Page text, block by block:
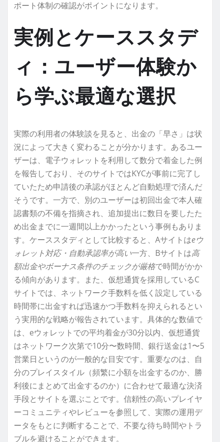
ポート体制の確認がポイントになります。
実例とケーススタデ
ィ：ユーザー体験か
ら学ぶ最適な選択
実際の利用者の体験談を見ると、出金の「早さ」は状
況によって大きく変わることが分かります。あるユー
ザーは、電子ウォレットを利用して数分で着金した例
を報告しており、そのサイトではKYCが事前に完了し
ていたため申請後の承認がほとんど自動処理で済んだ
そうです。一方で、別のユーザーは初回出金で本人確
認書類の不備を指摘され、追加提出に数日を要したた
め出金までに一週間以上かかったという事例もありま
す。ケーススタディとして比較すると、Aサイトはeウ
ォレット対応・自動承認率が高い一方、Bサイトは高
額出金やボーナス条件のチェックが厳格で時間がかか
る傾向があります。また、仮想通貨を採用しているC
サイトでは、ネットワーク手数料を低く設定している
時間帯に出金すれば迅速かつ手数料を抑えられるとい
う実用的な戦略が報告されています。具体的な数値で
は、eウォレットでの平均着金が30分以内、仮想通貨
はネットワーク次第で10分〜数時間、銀行送金は1〜5
営業日というのが一般的な目安です。重要なのは、自
分のプレイスタイル（頻繁に小額を出金するのか、勝
利後にまとめて出金するのか）に合わせて最適な決済
手段とサイトを選ぶことです。信頼性の高いプレイヤ
ーコミュニティやレビューを参照して、実際の運用デ
ータをもとに判断することで、不要な待ち時間やトラ
ブルを避けることができます。